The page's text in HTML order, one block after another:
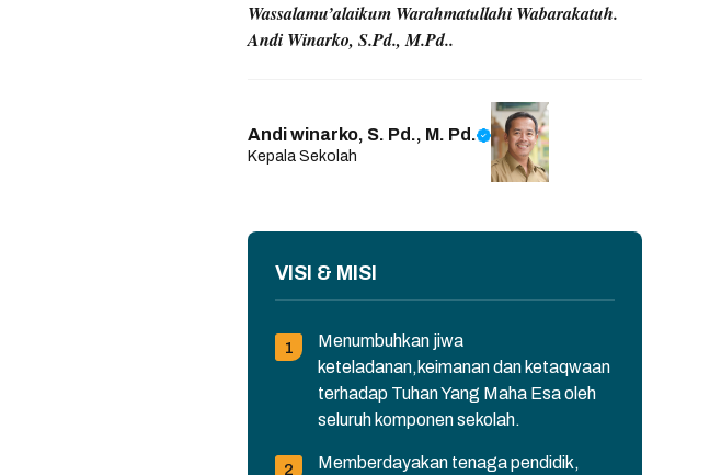
Wassalamu’alaikum Warahmatullahi Wabarakatuh.
Andi Winarko, S.Pd., M.Pd..
Andi winarko, S. Pd., M. Pd.
Kepala Sekolah
VISI & MISI
Menumbuhkan jiwa
keteladanan,keimanan dan ketaqwaan
terhadap Tuhan Yang Maha Esa oleh
seluruh komponen sekolah.
Memberdayakan tenaga pendidik,